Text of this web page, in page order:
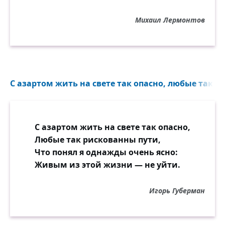
Михаил Лермонтов
С азартом жить на свете так опасно, любые так
С азартом жить на свете так опасно,
Любые так рискованны пути,
Что понял я однажды очень ясно:
Живым из этой жизни — не уйти.
Игорь Губерман